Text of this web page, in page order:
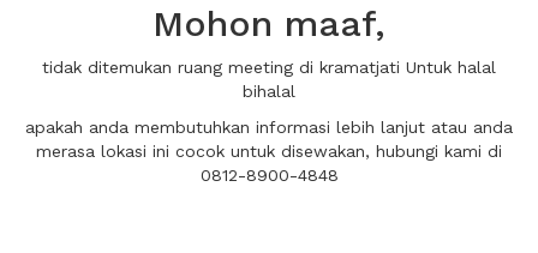
Mohon maaf,
tidak ditemukan ruang meeting di kramatjati Untuk halal
bihalal
apakah anda membutuhkan informasi lebih lanjut atau anda
merasa lokasi ini cocok untuk disewakan, hubungi kami di
0812-8900-4848